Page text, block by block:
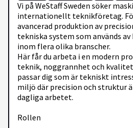
Vi på WeStaff Sweden söker
internationellt teknikföretag.
avancerad produktion av
tekniska system som används
inom flera olika branscher.
Här får du arbeta i en modern
teknik, noggrannhet och
passar dig som är tekniskt
miljö där precision och struktur
dagliga arbetet.
Rollen